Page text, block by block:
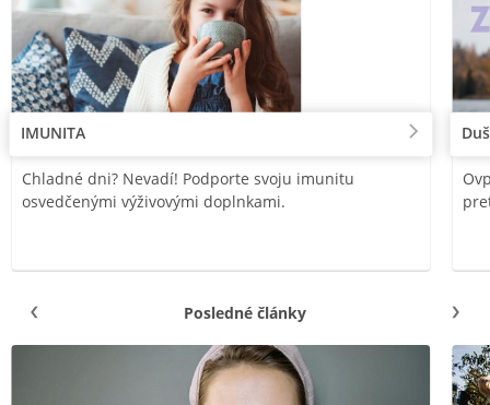
IMUNITA
Chladné dni? Nevadí! Podporte svoju imunitu
osvedčenými výživovými doplnkami.
Posledné články